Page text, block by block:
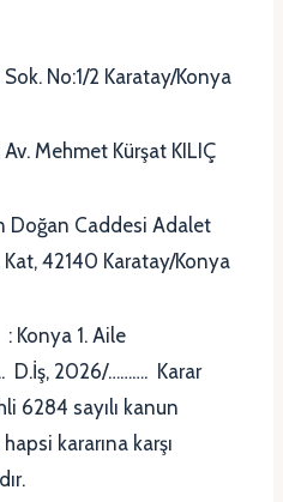
No:1/2 Karatay/Konya
Kürşat KILIÇ
Doğan Caddesi Adalet
Kat, 42140 Karatay/Konya
: Konya 1. Aile
D.İş, 2026/………. Karar
6284 sayılı kanun
kararına karşı